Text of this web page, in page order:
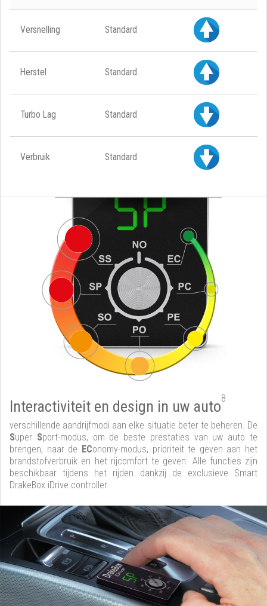
Versnelling Standard
Herstel Standard
Turbo Lag Standard
Verbruik Standard
Interactiviteit en design in uw auto8
verschillende aandrijfmodi aan elke situatie beter te beheren. De
Super Sport-modus, om de beste prestaties van uw auto te
brengen, naar de EConomy-modus, prioriteit te geven aan het
brandstofverbruik en het rijcomfort te geven. Alle functies zijn
beschikbaar tijdens het rijden dankzij de exclusieve Smart
DrakeBox iDrive controller.